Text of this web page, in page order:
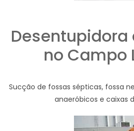
Desentupidora
no Campo
Sucção de fossas sépticas, fossa
anaeróbicos e caixas